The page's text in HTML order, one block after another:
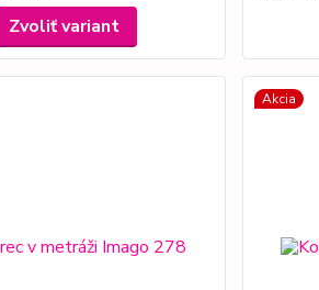
Zvoliť variant
Akcia